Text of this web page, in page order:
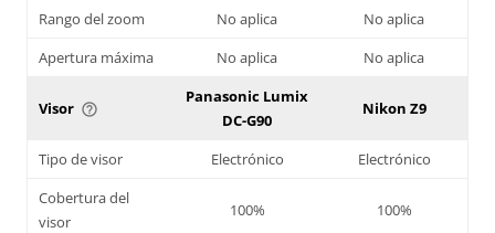
Rango del zoom
No aplica
No aplica
Apertura máxima
No aplica No aplica
Visor help_outline
Panasonic Lumix
DC-G90
Nikon Z9
Tipo de visor Electrónico
Electrónico
Cobertura del
visor
100% 100%